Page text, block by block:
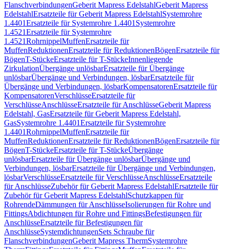
FlanschverbindungenGeberit Mapress EdelstahlGeberit Mapress
EdelstahlErsatzteile für Geberit Mapress EdelstahlSystemrohre
1.4401Ersatzteile für Systemrohre 1.4401 Systemrohre
1.4521Ersatzteile für Systemrohre
1.4521RohrnippelMuffenErsatzteile für
MuffenReduktionenErsatzteile für ReduktionenBögenErsatzteile für
BögenT-StückeErsatzteile für T-StückeInnenliegende
ZirkulationÜbergänge unlösbarErsatzteile für Übergänge
unlösbarÜbergänge und Verbindungen, lösbarErsatzteile für
Übergänge und Verbindungen, lösbarKompensatorenErsatzteile für
KompensatorenVerschlüsseErsatzteile für
VerschlüsseAnschlüsseErsatzteile für AnschlüsseGeberit Mapress
Edelstahl, GasErsatzteile für Geberit Mapress Edelstahl,
GasSystemrohre 1.4401Ersatzteile für Systemrohre
1.4401RohrnippelMuffenErsatzteile für
MuffenReduktionenErsatzteile für ReduktionenBögenErsatzteile für
BögenT-StückeErsatzteile für T-StückeÜbergänge
unlösbarErsatzteile für Übergänge unlösbarÜbergänge und
Verbindungen, lösbarErsatzteile für Übergänge und Verbindungen,
lösbarVerschlüsseErsatzteile für VerschlüsseAnschlüsseErsatzteile
für AnschlüsseZubehör für Geberit Mapress EdelstahlErsatzteile für
Zubehör für Geberit Mapress EdelstahlSchutzkappen für
RohrendeDämmungen für AnschlüsseIsolierungen für Rohre und
FittingsAbdichtungen für Rohre und FittingsBefestigungen für
AnschlüsseErsatzteile für Befestigungen für
AnschlüsseSystemdichtungenSets Schraube für
FlanschverbindungenGeberit Mapress ThermSystemrohre